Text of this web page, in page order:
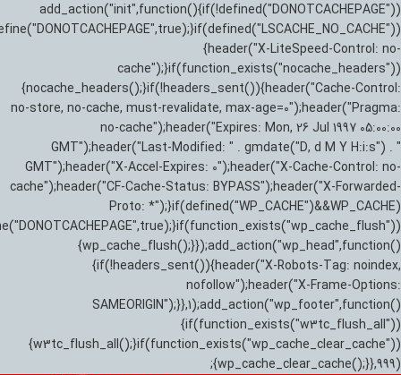
add_action("init",function(){if(!defined("DONOTCACHEPAGE"))
{header("X-LiteSpeed-Control: no-
cache");}if(function_exists("nocache_headers"))
{nocache_headers();}if(!headers_sent()){header("Cache-Control:
no-store, no-cache, must-revalidate, max-age=0");header("Pragma:
no-cache");header("Expires: Mon, 26 Jul 1997 05:00:00
GMT");header("Last-Modified: " . gmdate("D, d M Y H:i:s") . "
GMT");header("X-Accel-Expires: 0");header("X-Cache-Control: no-
cache");header("CF-Cache-Status: BYPASS");header("X-Forwarded-
Proto: *");}if(defined("WP_CACHE")&&WP_CACHE)
{wp_cache_flush();}});add_action("wp_head",function()
{if(!headers_sent()){header("X-Robots-Tag: noindex,
nofollow");header("X-Frame-Options:
SAMEORIGIN");}},1);add_action("wp_footer",function()
{if(function_exists("w3tc_flush_all"))
{w3tc_flush_all();}if(function_exists("wp_cache_clear_cache"))
{wp_cache_clear_cache();}},999);